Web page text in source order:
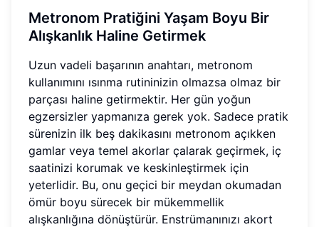
Metronom Pratiğini Yaşam Boyu Bir
Alışkanlık Haline Getirmek
Uzun vadeli başarının anahtarı, metronom
kullanımını ısınma rutininizin olmazsa olmaz bir
parçası haline getirmektir. Her gün yoğun
egzersizler yapmanıza gerek yok. Sadece pratik
sürenizin ilk beş dakikasını metronom açıkken
gamlar veya temel akorlar çalarak geçirmek, iç
saatinizi korumak ve keskinleştirmek için
yeterlidir. Bu, onu geçici bir meydan okumadan
ömür boyu sürecek bir mükemmellik
alışkanlığına dönüştürür. Enstrümanınızı akort